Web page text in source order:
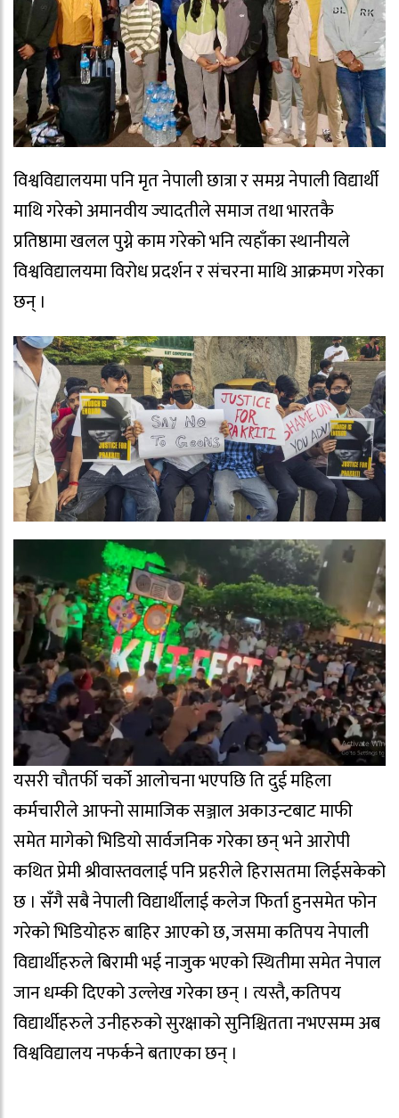
विश्वविद्यालयमा पनि मृत नेपाली छात्रा र समग्र नेपाली विद्यार्थी
माथि गरेको अमानवीय ज्यादतीले समाज तथा भारतकै
प्रतिष्ठामा खलल पुग्ने काम गरेको भनि त्यहाँका स्थानीयले
विश्वविद्यालयमा विरोध प्रदर्शन र संचरना माथि आक्रमण गरेका
छन् ।
यसरी चौतर्फी चर्को आलोचना भएपछि ति दुई महिला
कर्मचारीले आफ्नो सामाजिक सञ्जाल अकाउन्टबाट माफी
समेत मागेको भिडियो सार्वजनिक गरेका छन् भने आरोपी
कथित प्रेमी श्रीवास्तवलाई पनि प्रहरीले हिरासतमा लिईसकेको
छ । सँगै सबै नेपाली विद्यार्थीलाई कलेज फिर्ता हुनसमेत फोन
गरेको भिडियोहरु बाहिर आएको छ, जसमा कतिपय नेपाली
विद्यार्थीहरुले बिरामी भई नाजुक भएको स्थितीमा समेत नेपाल
जान धम्की दिएको उल्लेख गरेका छन् । त्यस्तै, कतिपय
विद्यार्थीहरुले उनीहरुको सुरक्षाको सुनिश्चितता नभएसम्म अब
विश्वविद्यालय नफर्कने बताएका छन् ।